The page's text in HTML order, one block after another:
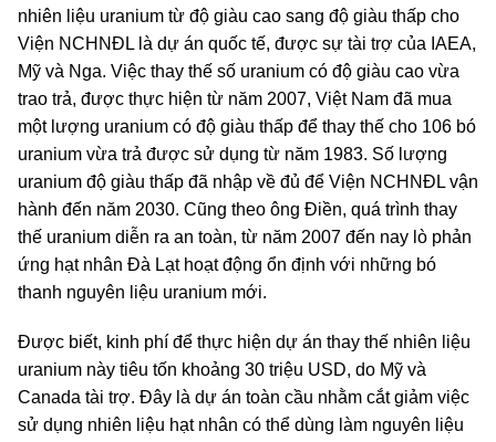
nhiên liệu uranium từ độ giàu cao sang độ giàu thấp cho
Viện NCHNĐL là dự án quốc tế, được sự tài trợ của IAEA,
Mỹ và Nga. Việc thay thế số uranium có độ giàu cao vừa
trao trả, được thực hiện từ năm 2007, Việt Nam đã mua
một lượng uranium có độ giàu thấp để thay thế cho 106 bó
uranium vừa trả được sử dụng từ năm 1983. Số lượng
uranium độ giàu thấp đã nhập về đủ để Viện NCHNĐL vận
hành đến năm 2030. Cũng theo ông Điền, quá trình thay
thế uranium diễn ra an toàn, từ năm 2007 đến nay lò phản
ứng hạt nhân Đà Lạt hoạt động ổn định với những bó
thanh nguyên liệu uranium mới.
Được biết, kinh phí để thực hiện dự án thay thế nhiên liệu
uranium này tiêu tốn khoảng 30 triệu USD, do Mỹ và
Canada tài trợ. Đây là dự án toàn cầu nhằm cắt giảm việc
sử dụng nhiên liệu hạt nhân có thể dùng làm nguyên liệu